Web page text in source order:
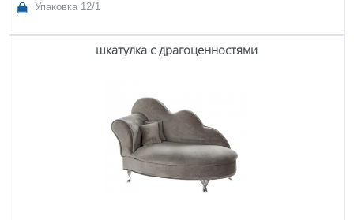
Упаковка 12/1
шкатулка с драгоценностями